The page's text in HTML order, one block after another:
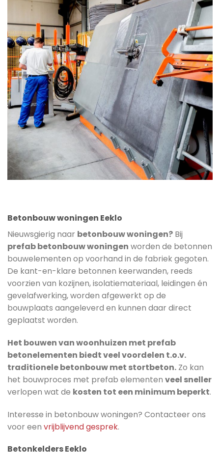
Betonbouw woningen Eeklo
Nieuwsgierig naar betonbouw woningen? Bij
prefab betonbouw woningen worden de betonnen
bouwelementen op voorhand in de fabriek gegoten.
De kant-en-klare betonnen keerwanden, reeds
voorzien van kozijnen, isolatiemateriaal, leidingen én
gevelafwerking, worden afgewerkt op de
bouwplaats aangeleverd en kunnen daar direct
geplaatst worden.
Het bouwen van woonhuizen met prefab
betonelementen biedt veel voordelen t.o.v.
traditionele betonbouw met stortbeton. Zo kan
het bouwproces met prefab elementen veel sneller
verlopen wat de kosten tot een minimum beperkt.
Interesse in betonbouw woningen? Contacteer ons
voor een vrijblijvend gesprek.
Betonkelders Eeklo